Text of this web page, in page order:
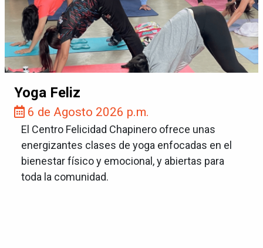
Yoga Feliz
6 de Agosto 2026 p.m.
El Centro Felicidad Chapinero ofrece unas
energizantes clases de yoga enfocadas en el
bienestar físico y emocional, y abiertas para
toda la comunidad.